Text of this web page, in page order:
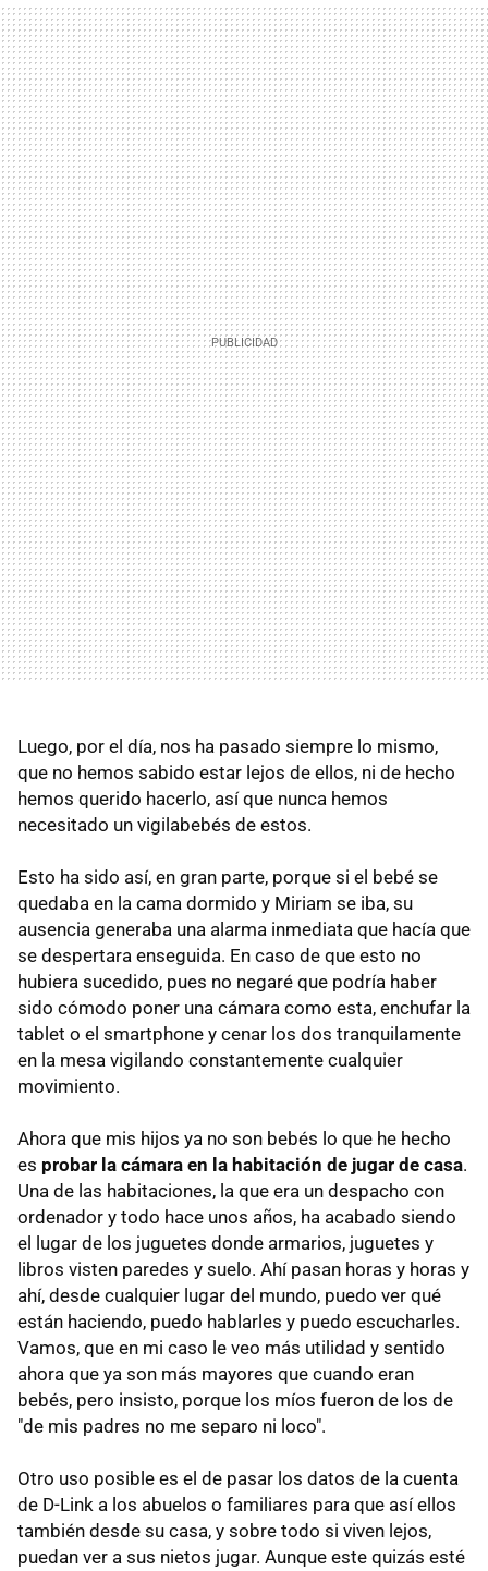
Luego, por el día, nos ha pasado siempre lo mismo,
que no hemos sabido estar lejos de ellos, ni de hecho
hemos querido hacerlo, así que nunca hemos
necesitado un vigilabebés de estos.
Esto ha sido así, en gran parte, porque si el bebé se
quedaba en la cama dormido y Miriam se iba, su
ausencia generaba una alarma inmediata que hacía que
se despertara enseguida. En caso de que esto no
hubiera sucedido, pues no negaré que podría haber
sido cómodo poner una cámara como esta, enchufar la
tablet o el smartphone y cenar los dos tranquilamente
en la mesa vigilando constantemente cualquier
movimiento.
Ahora que mis hijos ya no son bebés lo que he hecho
es probar la cámara en la habitación de jugar de casa.
Una de las habitaciones, la que era un despacho con
ordenador y todo hace unos años, ha acabado siendo
el lugar de los juguetes donde armarios, juguetes y
libros visten paredes y suelo. Ahí pasan horas y horas y
ahí, desde cualquier lugar del mundo, puedo ver qué
están haciendo, puedo hablarles y puedo escucharles.
Vamos, que en mi caso le veo más utilidad y sentido
ahora que ya son más mayores que cuando eran
bebés, pero insisto, porque los míos fueron de los de
"de mis padres no me separo ni loco".
Otro uso posible es el de pasar los datos de la cuenta
de D-Link a los abuelos o familiares para que así ellos
también desde su casa, y sobre todo si viven lejos,
puedan ver a sus nietos jugar. Aunque este quizás esté